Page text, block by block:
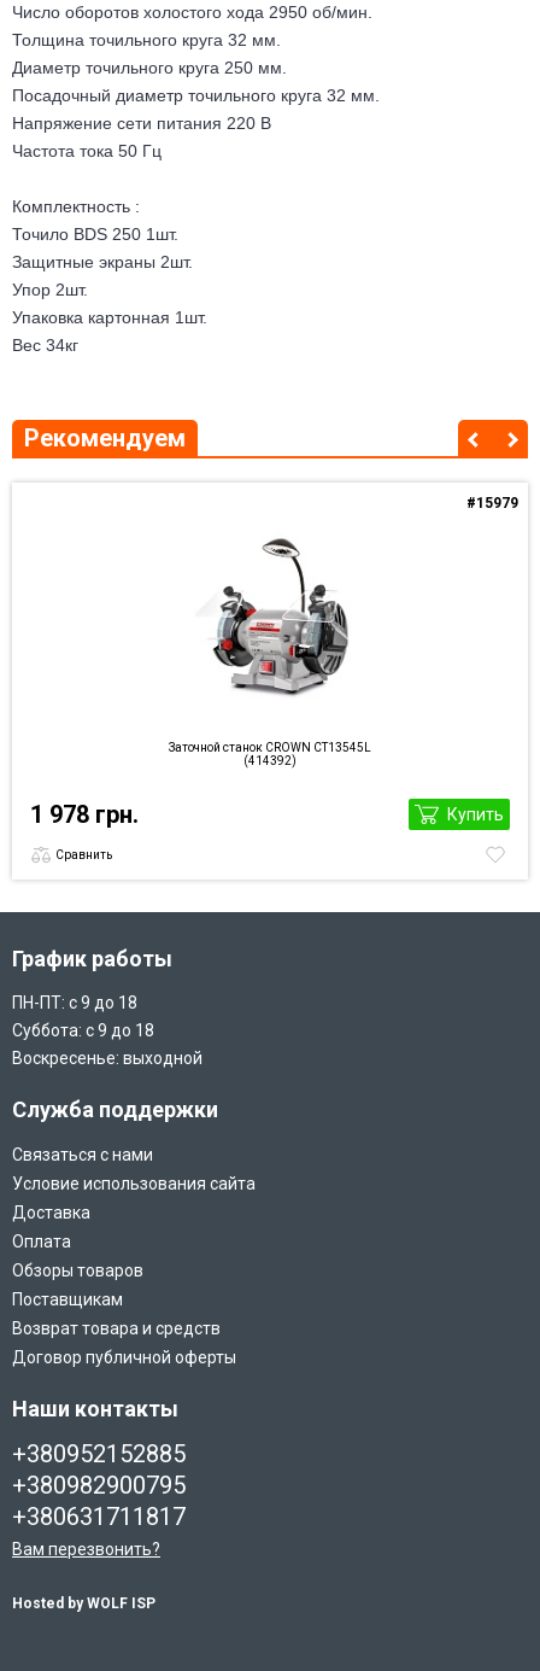
Число оборотов холостого хода 2950 об/мин.
Толщина точильного круга 32 мм.
Диаметр точильного круга 250 мм.
Посадочный диаметр точильного круга 32 мм.
Напряжение сети питания 220 В
Частота тока 50 Гц
Комплектность :
Точило BDS 250 1шт.
Защитные экраны 2шт.
Упор 2шт.
Упаковка картонная 1шт.
Вес 34кг
Рекомендуем
#15979
Заточной станок CROWN CT13545L
(414392)
1 978 грн. Купить
Сравнить
График работы
ПН-ПТ: с 9 до 18
Суббота: с 9 до 18
Воскресенье: выходной
Служба поддержки
Связаться с нами
Условие использования сайта
Доставка
Оплата
Обзоры товаров
Поставщикам
Возврат товара и средств
Договор публичной оферты
Наши контакты
+380952152885
+380982900795
+380631711817
Вам перезвонить?
Hosted by WOLF ISP